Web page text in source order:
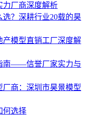
力厂商深度解析
选？深耕行业20载的昊
产模型直销工厂深度解
南——信誉厂家实力与
厂商：深圳市昊景模型
何选择